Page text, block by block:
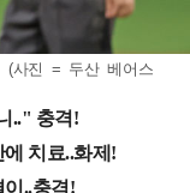
(사진 = 두산 베어스